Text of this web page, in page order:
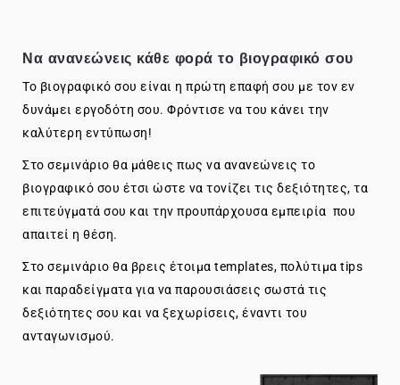
Να ανανεώνεις κάθε φορά το βιογραφικό σου
Το βιογραφικό σου είναι η πρώτη επαφή σου με τον εν
δυνάμει εργοδότη σου. Φρόντισε να του κάνει την
καλύτερη εντύπωση!
Στο σεμινάριο θα μάθεις πως να ανανεώνεις το
βιογραφικό σου έτσι ώστε να τονίζει τις δεξιότητες, τα
επιτεύγματά σου και την προυπάρχουσα εμπειρία που
απαιτεί η θέση.
Στο σεμινάριο θα βρεις έτοιμα templates, πολύτιμα tips
και παραδείγματα για να παρουσιάσεις σωστά τις
δεξιότητες σου και να ξεχωρίσεις, έναντι του
ανταγωνισμού.